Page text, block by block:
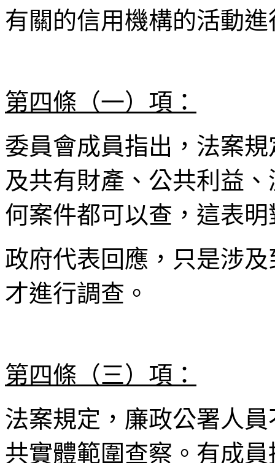
有關的信用機構的活動
第四條（一）項：
委員會成員指出，法案
及共有財產、公共利益
何案件都可以查，這表
政府代表回應，只是涉
才進行調查。
第四條（三）項：
法案規定，廉政公署人
共實體範圍查察。有成